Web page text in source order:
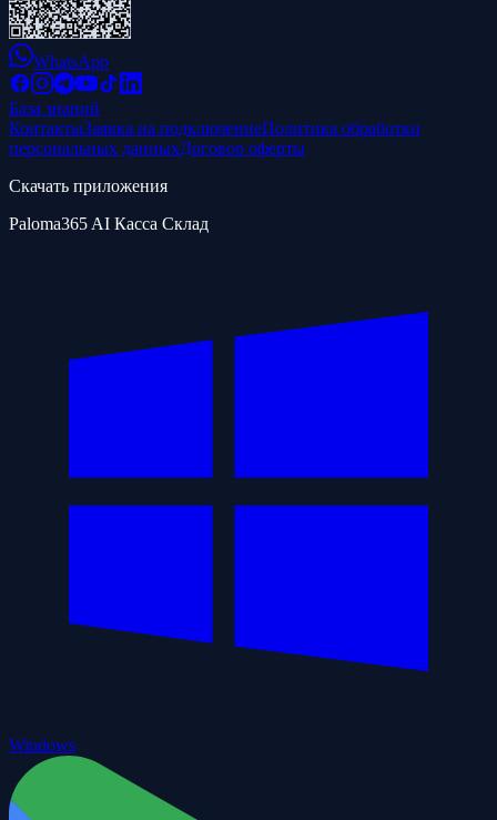
WhatsApp
База знаний
КонтактыЗаявка на подключениеПолитика обработки
персональных данныхДоговор оферты
Скачать приложения
Paloma365 AI Касса Склад
Windows